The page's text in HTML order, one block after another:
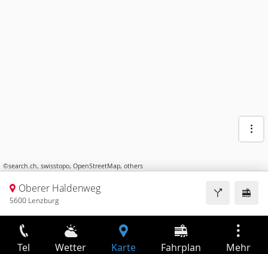
©search.ch, swisstopo, OpenStreetMap, others
Oberer Haldenweg
5600 Lenzburg
Tel Wetter Karte Fahrplan Mehr